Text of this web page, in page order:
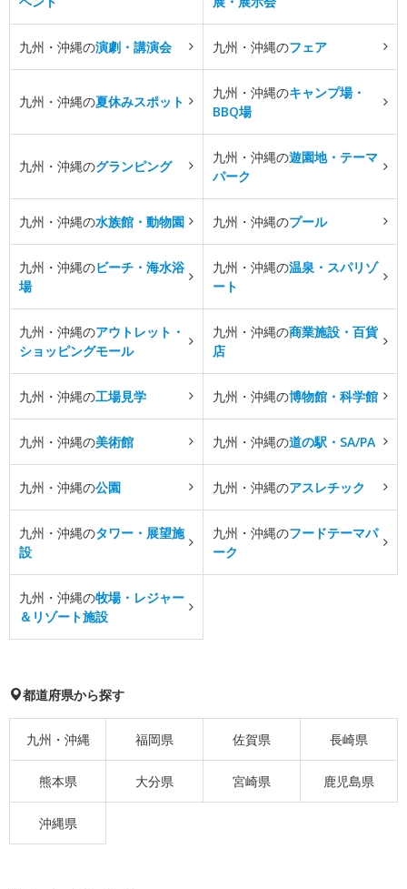
九州・沖縄の演劇・講演会 九州・沖縄のフェア
九州・沖縄の夏休みスポット
九州・沖縄のキャンプ場・
BBQ場
九州・沖縄のグランピング
九州・沖縄の遊園地・テーマ
パーク
九州・沖縄の水族館・動物園 九州・沖縄のプール
九州・沖縄のビーチ・海水浴
場
九州・沖縄の温泉・スパリゾ
ート
九州・沖縄のアウトレット・
ショッピングモール
九州・沖縄の商業施設・百貨
店
九州・沖縄の工場見学 九州・沖縄の博物館・科学館
九州・沖縄の美術館 九州・沖縄の道の駅・SA/PA
九州・沖縄の公園 九州・沖縄のアスレチック
九州・沖縄のタワー・展望施
設
九州・沖縄のフードテーマパ
ーク
九州・沖縄の牧場・レジャー
＆リゾート施設
都道府県から探す
九州・沖縄 福岡県 佐賀県 長崎県
熊本県 大分県 宮崎県 鹿児島県
沖縄県